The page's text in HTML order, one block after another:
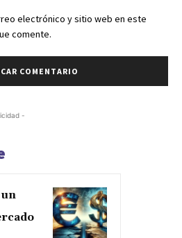
electrónico y sitio web en este
comente.
-